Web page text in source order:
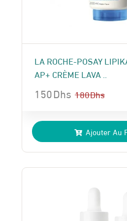
LA ROCHE-POSAY
AP+ CRÈME LAVA ..
180Dhs
prix
initial
était :
180 Dhs.
150Dhs
prix
actuel
est :
150 Dhs.
Ajouter Au